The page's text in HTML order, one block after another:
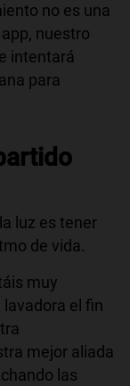
no es una
nuestro
intentará
para
luz es tener
de vida.
muy
el fin
mejor aliada
las